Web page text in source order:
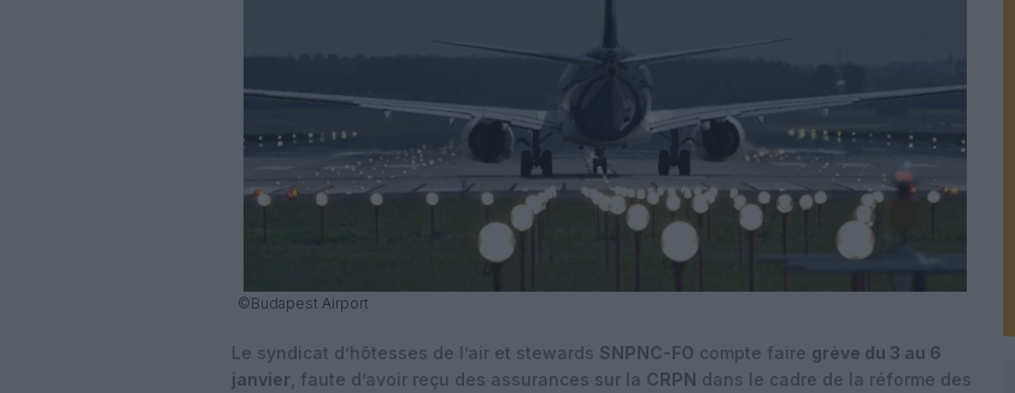
©Budapest Airport
Le syndicat d’hôtesses de l’air et stewards SNPNC-FO compte faire grève du 3 au 6
janvier , faute d’avoir reçu des assurances sur la CRPN dans le cadre de la réforme des